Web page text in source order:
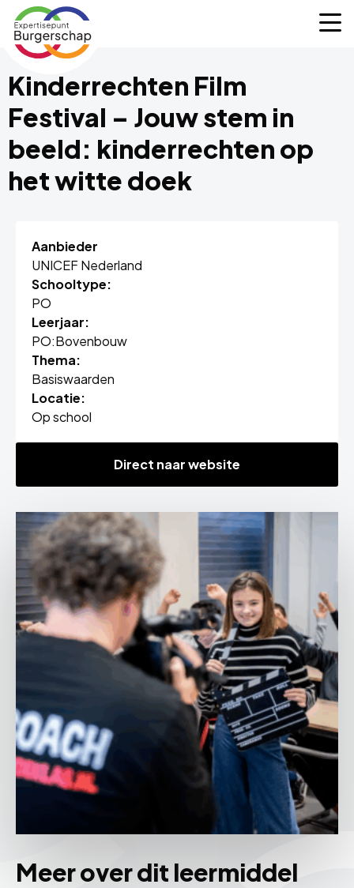
Expertisepunt
Burgerschap
Kinderrechten Film
Festival – Jouw stem in
beeld: kinderrechten op
het witte doek
Aanbieder
UNICEF Nederland
Schooltype:
PO
Leerjaar:
PO:Bovenbouw
Thema:
Basiswaarden
Locatie:
Op school
Direct naar website
Meer over dit leermiddel